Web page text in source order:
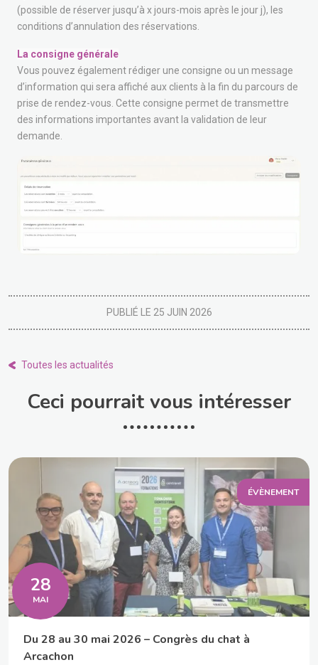
(possible de réserver jusqu’à x jours-mois après le jour j), les
conditions d’annulation des réservations.
La consigne générale
Vous pouvez également rédiger une consigne ou un message
d’information qui sera affiché aux clients à la fin du parcours de
prise de rendez-vous. Cette consigne permet de transmettre
des informations importantes avant la validation de leur
demande.
PUBLIÉ LE 25 JUIN 2026
Toutes les actualités
Ceci pourrait vous intéresser
ÉVÈNEMENT
28
MAI
Du 28 au 30 mai 2026 – Congrès du chat à
Arcachon